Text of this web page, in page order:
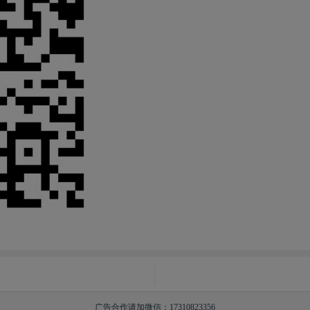
广告合作请加微信：17310823356